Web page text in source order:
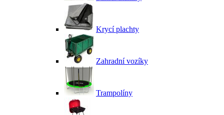
Krycí plachty
Zahradní vozíky
Trampolíny